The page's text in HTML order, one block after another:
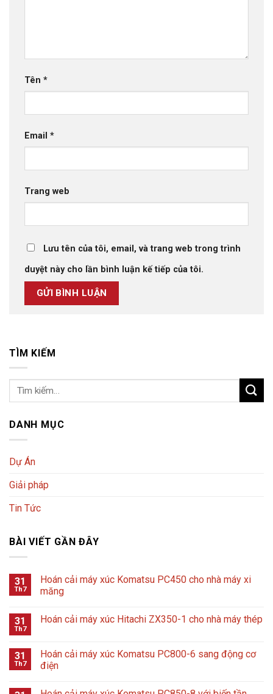
Tên *
Email *
Trang web
Lưu tên của tôi, email, và trang web trong trình
duyệt này cho lần bình luận kế tiếp của tôi.
TÌM KIẾM
DANH MỤC
Dự Án
Giải pháp
Tin Tức
BÀI VIẾT GẦN ĐÂY
31
Th7
Hoán cải máy xúc Komatsu PC450 cho nhà máy xi
măng
31
Th7
Hoán cải máy xúc Hitachi ZX350-1 cho nhà máy thép
31
Th7
Hoán cải máy xúc Komatsu PC800-6 sang động cơ
điện